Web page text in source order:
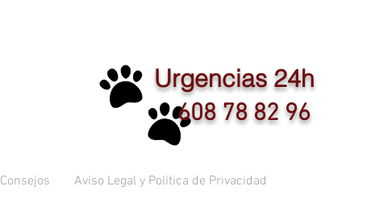
Urgencias 24h
608 78 82 96
Consejos Aviso Legal y Política de Privacidad